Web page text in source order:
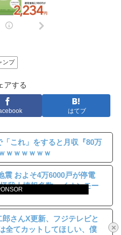
×
ンプ
アする
はてブ
「これ」をすると月収『80万
ｗｗｗｗｗｗ
震 およそ4万6000戸が停電
我人情報多数、イオンモー
郎さんX更新、フジテレビと
全てカットしてほしい、僕